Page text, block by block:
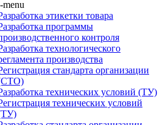
этикетки товара
программы
контроля
технологического
производства
стандарта организации
технических условий (ТУ)
технических условий